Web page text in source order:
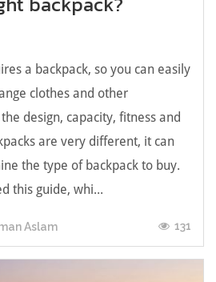
a backpack, so you can easily
clothes and other
design, capacity, fitness and
are very different, it can
the type of backpack to buy.
this guide, whi...
Aslam 131